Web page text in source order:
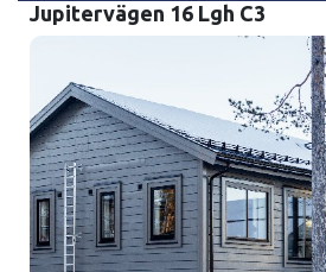
Jupitervägen 16 Lgh C3